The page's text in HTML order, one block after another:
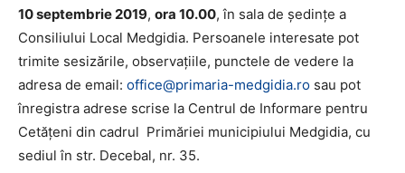
10 septembrie 2019, ora 10.00, în sala de ședințe a
Consiliului Local Medgidia. Persoanele interesate pot
trimite sesizările, observațiile, punctele de vedere la
adresa de email: office@primaria-medgidia.ro sau pot
înregistra adrese scrise la Centrul de Informare pentru
Cetățeni din cadrul Primăriei municipiului Medgidia, cu
sediul în str. Decebal, nr. 35.